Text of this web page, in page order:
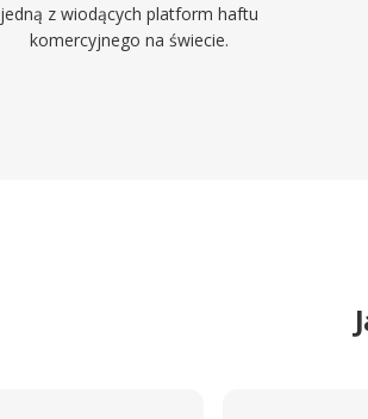
jedną z wiodących platform haftu
komercyjnego na świecie.